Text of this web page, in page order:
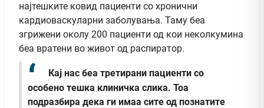
најтешките ковид пациенти со хронични
кардиоваскуларни заболувања. Таму беа
згрижени околу 200 пациенти од кои неколкумина
беа вратени во живот од распиратор.
Кај нас беа третирани пациенти со
особено тешка клиничка слика. Тоа
подразбира дека ги имаа сите од познатите